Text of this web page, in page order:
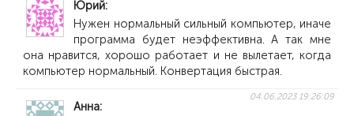
Юрий
Нужен нормальный сильный компьютер, иначе
программа будет неэффективна. А так мне
она нравится, хорошо работает и не вылетает, когда
компьютер нормальный. Конвертация быстрая.
Анна
04.06.2023 19:26:09